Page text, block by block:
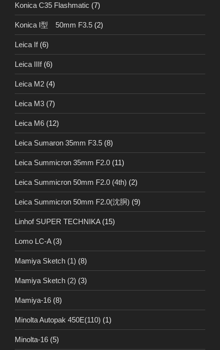
Konica C35 Flashmatic (7)
Konica I型 50mm F3.5 (2)
Leica If(6)
Leica IIIf(6)
Leica M2 (4)
Leica M3 (7)
Leica M6 (12)
Leica Sumaron 35mm F3.5 (8)
Leica Summicron 35mm F2.0 (11)
Leica Summicron 50mm F2.0 (4th) (2)
Leica Summicron 50mm F2.0(沈胴) (9)
Linhof SUPER TECHNIKA(15)
Lomo LC-A(3)
Mamiya Sketch (1) (8)
Mamiya Sketch (2) (3)
Mamiya-16 (8)
Minolta Autopak 450E(110) (1)
Minolta-16 (5)